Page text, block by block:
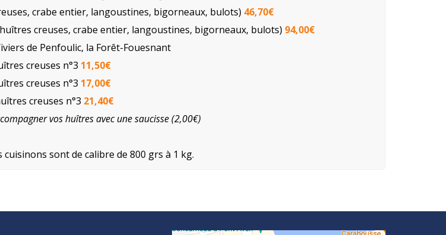
crabe entier, langoustines, bigorneaux, bulots) 46,70€
creuses, crabe entier, langoustines, bigorneaux, bulots) 94,00€
de Penfoulic, la Forêt-Fouesnant
creuses n°3 11,50€
creuses n°3 17,00€
creuses n°3 21,40€
vos huîtres avec une saucisse (2,00€)
sont de calibre de 800 grs à 1 kg.